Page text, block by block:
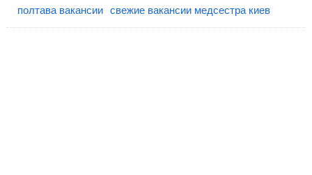
полтава вакансии свежие вакансии медсестра киев